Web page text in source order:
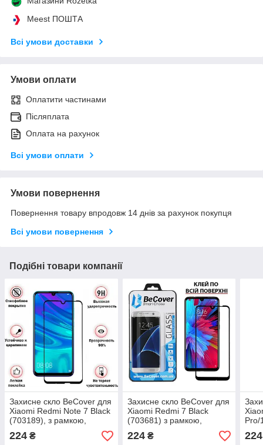
Meest ПОШТА
Всі умови доставки
Умови оплати
Оплатити частинами
Післяплата
Оплата на рахунок
Всі умови оплати
Умови повернення
Повернення товару впродовж 14 днів за рахунок покупця
Всі умови повернення
Подібні товари компанії
Захисне скло BeCover для
Xiaomi Redmi Note 7 Black
(703189), з рамкою,
матеріал - скло
224 ₴
Захисне скло BeCover для
Xiaomi Redmi 7 Black
(703681) з рамкою,
матеріал - скло
224₴
Pro/
224